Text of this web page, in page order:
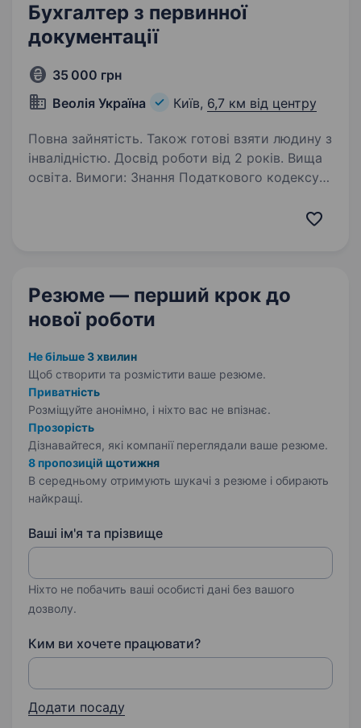
Бухгалтер з первинної
документації
35 000 грн
Веолія Україна
Київ, 6,7 км від центру
Повна зайнятість. Також готові взяти людину з
інвалідністю. Досвід роботи від 2 років. Вища
освіта. Вимоги: Знання Податкового кодексу
Резюме — перший крок до
нової роботи
Не більше 3 хвилин
Щоб створити та розмістити ваше резюме.
Приватність
Розміщуйте анонімно, і ніхто вас не впізнає.
Прозорість
Дізнавайтеся, які компанії переглядали ваше резюме.
8 пропозицій щотижня
В середньому отримують шукачі з резюме і обирають
найкращі.
Ваші ім'я та прізвище
Ніхто не побачить ваші особисті дані без вашого
дозволу.
Ким ви хочете працювати?
Додати посаду